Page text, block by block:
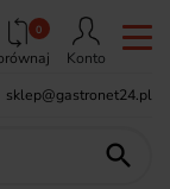
0
Konto
sklep@gastronet24.pl
